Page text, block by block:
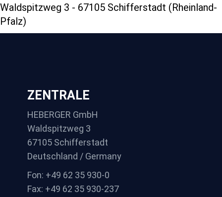
Waldspitzweg 3 - 67105 Schifferstadt (Rheinland-
Pfalz)
ZENTRALE
HEBERGER GmbH
Waldspitzweg 3
67105 Schifferstadt
Deutschland / Germany
Fon: +49 62 35 930-0
Fax: +49 62 35 930-237